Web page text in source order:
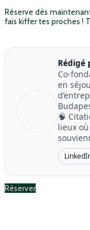
Réserve dès
fais kiffer tes proches !
Rédigé
Co-
en
🧠
lieux où
Réserver